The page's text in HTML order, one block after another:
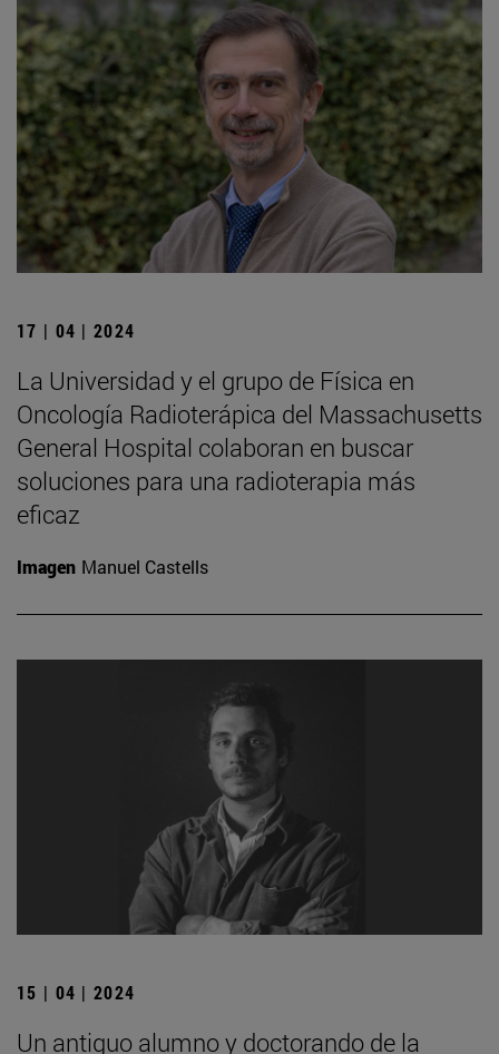
17 | 04 | 2024
La Universidad y el grupo de Física en
Oncología Radioterápica del Massachusetts
General Hospital colaboran en buscar
soluciones para una radioterapia más
eficaz
Imagen Manuel Castells
15 | 04 | 2024
Un antiguo alumno y doctorando de la